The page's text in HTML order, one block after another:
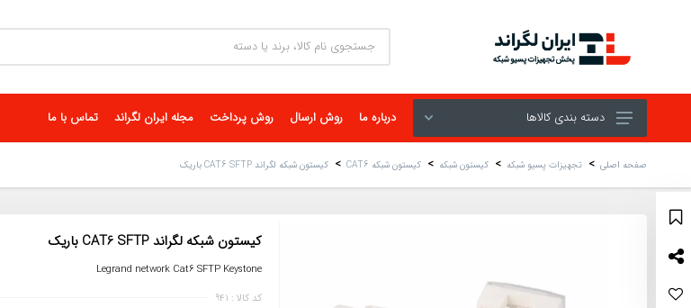
دسته بندی کالاها درباره ما روش ارسال روش پرداخت مجله ایران لگراند تماس با ما
صفحه اصلی تجهیزات پسیو شبکه کیستون شبکه کیستون شبکه CAT6 کیستون شبکه لگراند CAT6 SFTP باریک
کیستون شبکه لگراند CAT6 SFTP باریک
Legrand network Cat6 SFTP Keystone
کد کالا : 941